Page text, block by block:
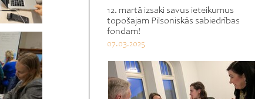
12. martā izsaki savus ieteikumus
topošajam Pilsoniskās sabiedrības
fondam!
07.03.2025